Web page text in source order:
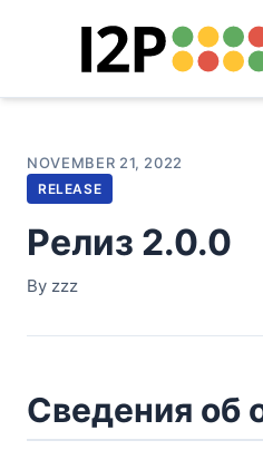
NOVEMBER 21, 2022
RELEASE
Релиз 2.0.0
By zzz
Сведения об